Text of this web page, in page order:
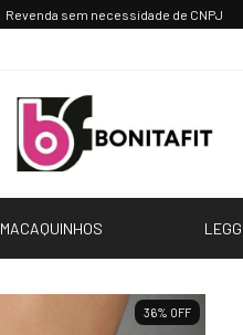
Parcele até 3x sem juros 💳
MACAQUINHOS
36% OFF